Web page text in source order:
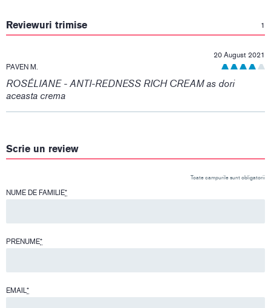
Reviewuri trimise: 1
PAVEN M.
20 August 2021
ROSÉLIANE - ANTI-REDNESS RICH CREAM as dori
aceasta crema
Scrie un review
Toate campurile sunt obligatorii
NUME DE FAMILIE*
PRENUME*
EMAIL*